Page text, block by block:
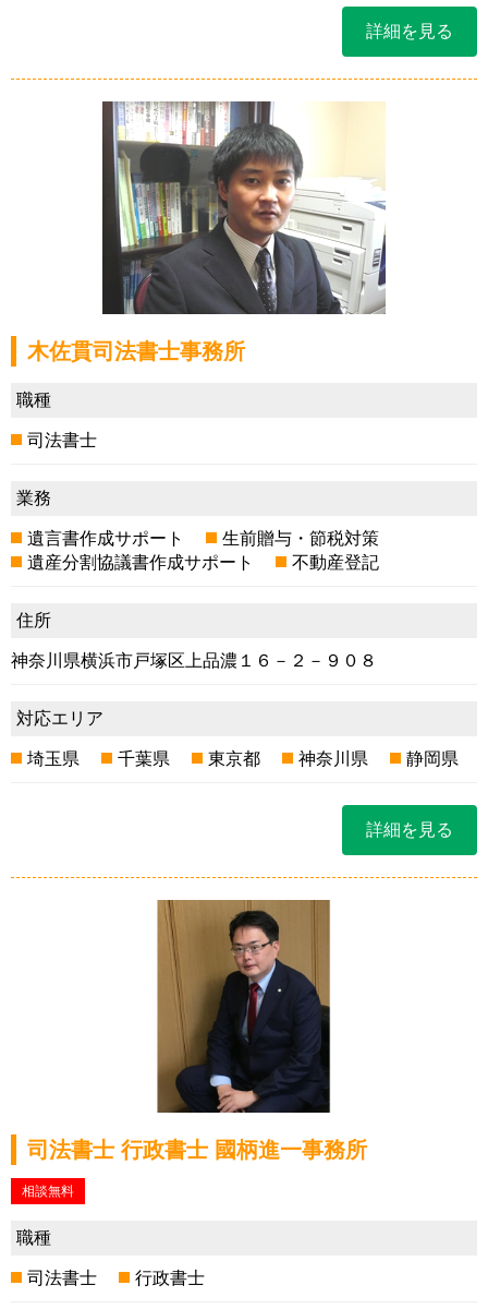
詳細を見る
木佐貫司法書士事務所
職種
司法書士
業務
遺言書作成サポート
生前贈与・節税対策
遺産分割協議書作成サポート
不動産登記
住所
神奈川県横浜市戸塚区上品濃１６－２－９０８
対応エリア
埼玉県 千葉県 東京都 神奈川県 静岡県
詳細を見る
司法書士 行政書士 國柄進一事務所
相談無料
職種
司法書士 行政書士